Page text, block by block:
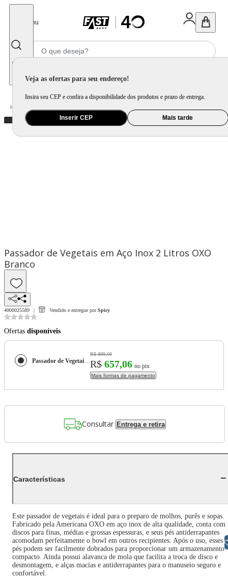
Menu
Veja as ofertas para seu endereço!
Insira seu CEP e confira a disponibilidade dos produtos e prazo de entrega.
Inserir CEP Mais tarde
Home
Passador de Vegetais em Aço Inox 2 Litros OXO
Branco
4000025589 Vendido e entregue por Spicy
Ofertas disponíveis
Passador de Vegetais em Aço Inox 2 Litros OXO Branco
R$ 899,00
R$ 657,06 no pix
Mais formas de pagamento
Consultar Entrega e retira
Características
Este passador de vegetais é ideal para o preparo de molhos, purês e sopas.
Fabricado pela Americana OXO em aço inox de alta qualidade, conta com
discos para finas, médias e grossas espessuras, e seus pés antiderrapantes
acomodam perfeitamente o bowl em outros recipientes. Após o uso, esses
pés podem ser facilmente dobrados para proporcionar um armazenamento
compacto. Ainda possui alavanca de mola que facilita a troca de disco e
desmontagem, e alças macias e antiderrapantes para o manuseio seguro e
confortável.
Libras